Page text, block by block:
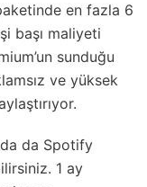
en fazla 6
başı maliyeti
sunduğu
ve yüksek
da Spotify
1 ay